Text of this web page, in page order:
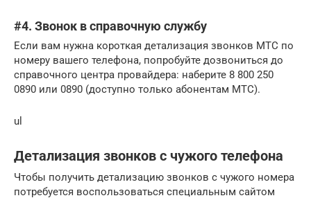
#4. Звонок в справочную службу
Если вам нужна короткая детализация звонков МТС по
номеру вашего телефона, попробуйте дозвониться до
справочного центра провайдера: наберите 8 800 250
0890 или 0890 (доступно только абонентам МТС).
ul
Детализация звонков с чужого телефона
Чтобы получить детализацию звонков с чужого номера
потребуется воспользоваться специальным сайтом